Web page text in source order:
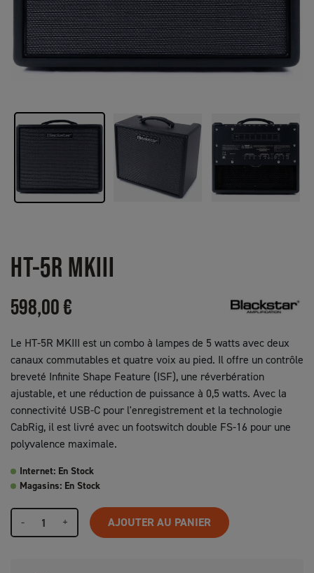
HT-5R MKIII
598,00 €
Le HT-5R MKIII est un combo à lampes de 5 watts avec deux
canaux commutables et quatre voix au pied. Il offre un contrôle
breveté Infinite Shape Feature (ISF), une réverbération
ajustable, et une réduction de puissance à 0,5 watts. Avec la
connectivité USB-C pour l'enregistrement et la technologie
CabRig, il est livré avec un footswitch double FS-16 pour une
polyvalence maximale.
Internet: En Stock
Magasins: En Stock
- + AJOUTER AU PANIER